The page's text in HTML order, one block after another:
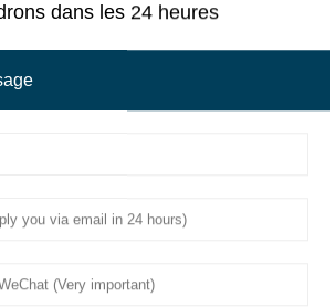
dans les 24 heures